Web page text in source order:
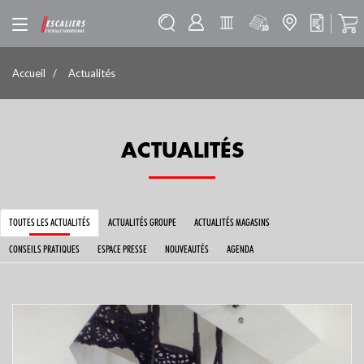
Accueil Actualités
ACTUALITÉS
TOUTES LES ACTUALITÉS ACTUALITÉS GROUPE ACTUALITÉS MAGASINS
CONSEILS PRATIQUES ESPACE PRESSE NOUVEAUTÉS AGENDA